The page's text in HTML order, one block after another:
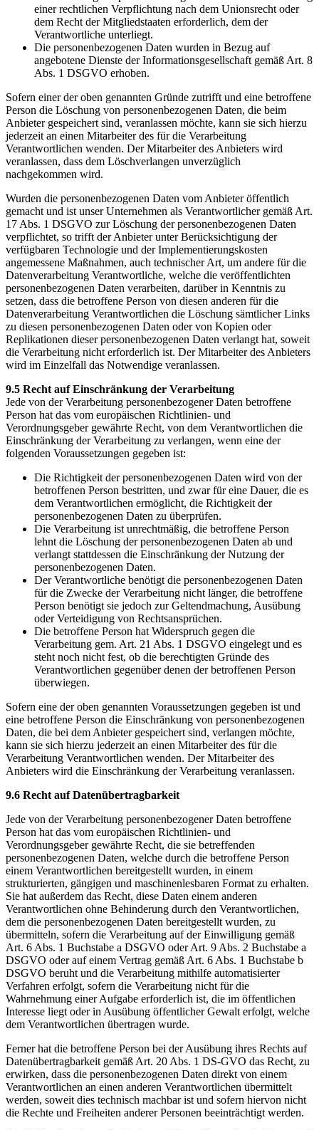
einer rechtlichen Verpflichtung nach dem Unionsrecht oder
dem Recht der Mitgliedstaaten erforderlich, dem der
Verantwortliche unterliegt.
Die personenbezogenen Daten wurden in Bezug auf
angebotene Dienste der Informationsgesellschaft gemäß Art. 8
Abs. 1 DSGVO erhoben.
Sofern einer der oben genannten Gründe zutrifft und eine betroffene
Person die Löschung von personenbezogenen Daten, die beim
Anbieter gespeichert sind, veranlassen möchte, kann sie sich hierzu
jederzeit an einen Mitarbeiter des für die Verarbeitung
Verantwortlichen wenden. Der Mitarbeiter des Anbieters wird
veranlassen, dass dem Löschverlangen unverzüglich
nachgekommen wird.
Wurden die personenbezogenen Daten vom Anbieter öffentlich
gemacht und ist unser Unternehmen als Verantwortlicher gemäß Art.
17 Abs. 1 DSGVO zur Löschung der personenbezogenen Daten
verpflichtet, so trifft der Anbieter unter Berücksichtigung der
verfügbaren Technologie und der Implementierungskosten
angemessene Maßnahmen, auch technischer Art, um andere für die
Datenverarbeitung Verantwortliche, welche die veröffentlichten
personenbezogenen Daten verarbeiten, darüber in Kenntnis zu
setzen, dass die betroffene Person von diesen anderen für die
Datenverarbeitung Verantwortlichen die Löschung sämtlicher Links
zu diesen personenbezogenen Daten oder von Kopien oder
Replikationen dieser personenbezogenen Daten verlangt hat, soweit
die Verarbeitung nicht erforderlich ist. Der Mitarbeiter des Anbieters
wird im Einzelfall das Notwendige veranlassen.
9.5 Recht auf Einschränkung der Verarbeitung
Jede von der Verarbeitung personenbezogener Daten betroffene
Person hat das vom europäischen Richtlinien- und
Verordnungsgeber gewährte Recht, von dem Verantwortlichen die
Einschränkung der Verarbeitung zu verlangen, wenn eine der
folgenden Voraussetzungen gegeben ist:
Die Richtigkeit der personenbezogenen Daten wird von der
betroffenen Person bestritten, und zwar für eine Dauer, die es
dem Verantwortlichen ermöglicht, die Richtigkeit der
personenbezogenen Daten zu überprüfen.
Die Verarbeitung ist unrechtmäßig, die betroffene Person
lehnt die Löschung der personenbezogenen Daten ab und
verlangt stattdessen die Einschränkung der Nutzung der
personenbezogenen Daten.
Der Verantwortliche benötigt die personenbezogenen Daten
für die Zwecke der Verarbeitung nicht länger, die betroffene
Person benötigt sie jedoch zur Geltendmachung, Ausübung
oder Verteidigung von Rechtsansprüchen.
Die betroffene Person hat Widerspruch gegen die
Verarbeitung gem. Art. 21 Abs. 1 DSGVO eingelegt und es
steht noch nicht fest, ob die berechtigten Gründe des
Verantwortlichen gegenüber denen der betroffenen Person
überwiegen.
Sofern eine der oben genannten Voraussetzungen gegeben ist und
eine betroffene Person die Einschränkung von personenbezogenen
Daten, die bei dem Anbieter gespeichert sind, verlangen möchte,
kann sie sich hierzu jederzeit an einen Mitarbeiter des für die
Verarbeitung Verantwortlichen wenden. Der Mitarbeiter des
Anbieters wird die Einschränkung der Verarbeitung veranlassen.
9.6 Recht auf Datenübertragbarkeit
Jede von der Verarbeitung personenbezogener Daten betroffene
Person hat das vom europäischen Richtlinien- und
Verordnungsgeber gewährte Recht, die sie betreffenden
personenbezogenen Daten, welche durch die betroffene Person
einem Verantwortlichen bereitgestellt wurden, in einem
strukturierten, gängigen und maschinenlesbaren Format zu erhalten.
Sie hat außerdem das Recht, diese Daten einem anderen
Verantwortlichen ohne Behinderung durch den Verantwortlichen,
dem die personenbezogenen Daten bereitgestellt wurden, zu
übermitteln, sofern die Verarbeitung auf der Einwilligung gemäß
Art. 6 Abs. 1 Buchstabe a DSGVO oder Art. 9 Abs. 2 Buchstabe a
DSGVO oder auf einem Vertrag gemäß Art. 6 Abs. 1 Buchstabe b
DSGVO beruht und die Verarbeitung mithilfe automatisierter
Verfahren erfolgt, sofern die Verarbeitung nicht für die
Wahrnehmung einer Aufgabe erforderlich ist, die im öffentlichen
Interesse liegt oder in Ausübung öffentlicher Gewalt erfolgt, welche
dem Verantwortlichen übertragen wurde.
Ferner hat die betroffene Person bei der Ausübung ihres Rechts auf
Datenübertragbarkeit gemäß Art. 20 Abs. 1 DS-GVO das Recht, zu
erwirken, dass die personenbezogenen Daten direkt von einem
Verantwortlichen an einen anderen Verantwortlichen übermittelt
werden, soweit dies technisch machbar ist und sofern hiervon nicht
die Rechte und Freiheiten anderer Personen beeinträchtigt werden.